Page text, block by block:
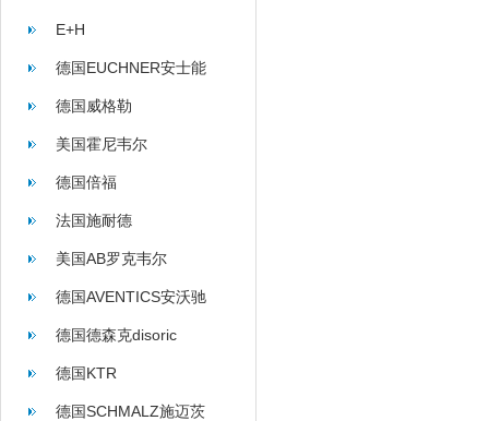
E+H
德国EUCHNER安士能
德国威格勒
美国霍尼韦尔
德国倍福
法国施耐德
美国AB罗克韦尔
德国AVENTICS安沃驰
德国德森克disoric
德国KTR
德国SCHMALZ施迈茨